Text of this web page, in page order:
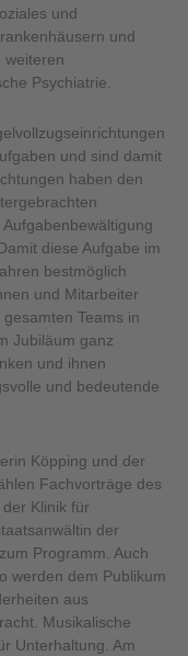
und
und
weiteren
Psychiatrie.
und sind damit
haben den
diese Aufgabe im
bestmöglich
und Mitarbeiter
Teams in
Jubiläum ganz
und ihnen
und bedeutende
Köpping und der
Fachvorträge des
Klinik für
der
Programm. Auch
werden dem Publikum
aus
Musikalische
Unterhaltung. Am